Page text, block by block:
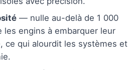
— nulle au-delà de 1 000
engins à embarquer leur
ce qui alourdit les systèmes et